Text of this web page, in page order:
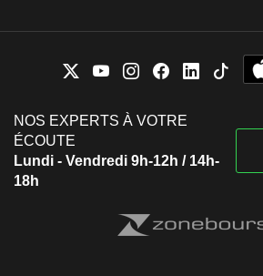
NOS EXPERTS À VOTRE
ÉCOUTE
Lundi - Vendredi 9h-12h / 14h-
18h